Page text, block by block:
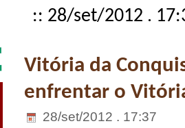
:: 28/set/2012 .
Vitória da
enfrentar o
28/set/2012 . 17:37